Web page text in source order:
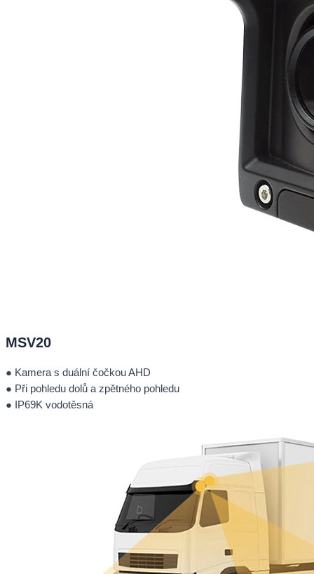
MSV20
● Kamera s duální čočkou AHD
● Při pohledu dolů a zpětného pohledu
● IP69K vodotěsná